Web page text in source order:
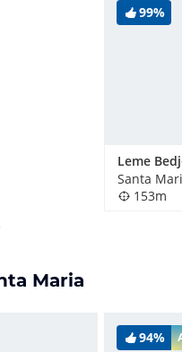
99%
Santa
153m
Maria
94%